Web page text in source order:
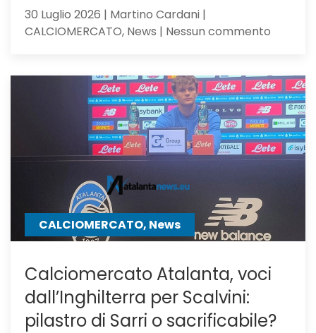
30 Luglio 2026 | Martino Cardani |
CALCIOMERCATO, News | Nessun commento
il
Milan,
su
offre
Ricci
CALCIOMERCATO, News
Calciomercato Atalanta, voci
dall’Inghilterra per Scalvini:
pilastro di Sarri o sacrificabile?